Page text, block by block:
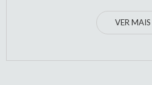
VER MAIS